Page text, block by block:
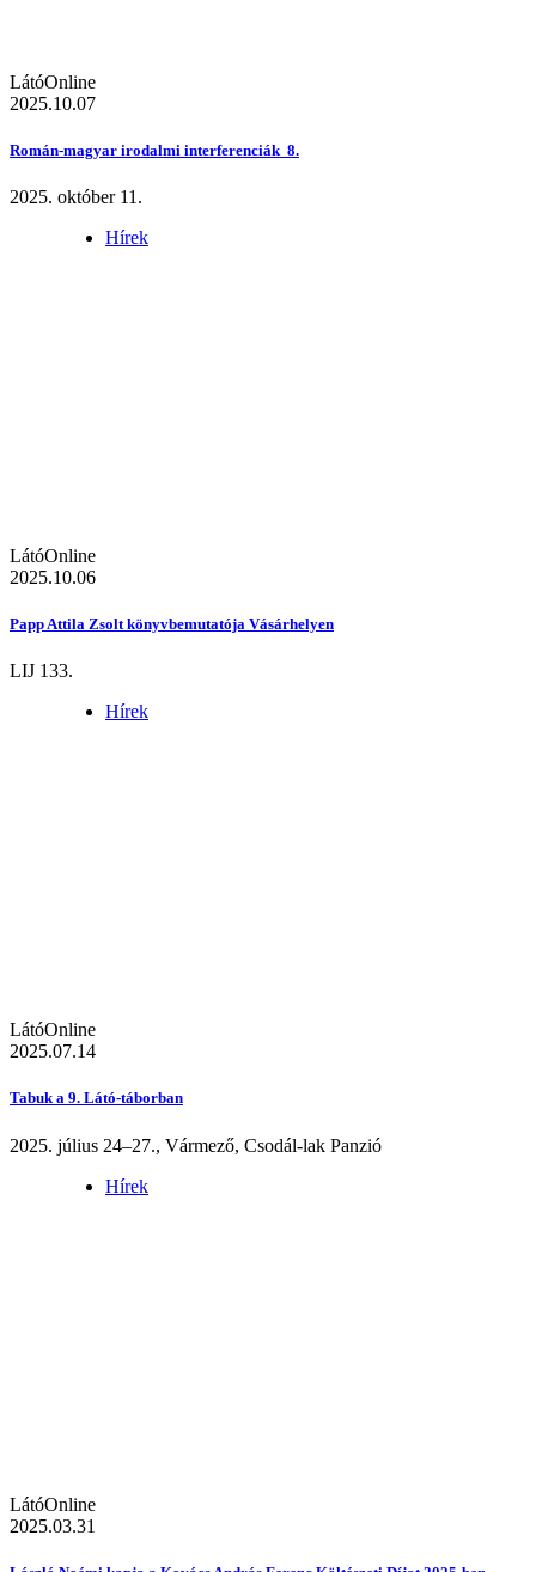
LátóOnline
2025.10.07
Román-magyar irodalmi interferenciák 8.
2025. október 11.
Hírek
LátóOnline
2025.10.06
Papp Attila Zsolt könyvbemutatója Vásárhelyen
LIJ 133.
Hírek
LátóOnline
2025.07.14
Tabuk a 9. Látó-táborban
2025. július 24–27., Vármező, Csodál-lak Panzió
Hírek
LátóOnline
2025.03.31